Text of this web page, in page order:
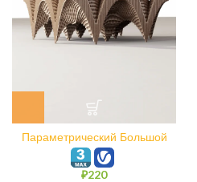
Параметрический Большой
зал
₽220